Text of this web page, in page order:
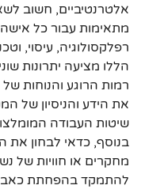
אלטרנטיביים, חשוב
מתאימות עבור כל אישה.
רפלקסולוגיה, עיסוי,
הללו מציעה יתרונות
רמות הרוגע והנוחות
את הידע והניסיון
שיטות העבודה
בנוסף, כדאי לבחון
מחקרים או חוויות של
להתמקד בהפחתת כאב,